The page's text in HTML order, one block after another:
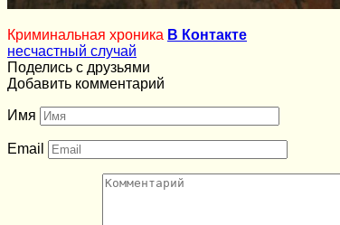
Криминальная хроника В Контакте
несчастный случай
Поделись с друзьями
Добавить комментарий
Имя
Email